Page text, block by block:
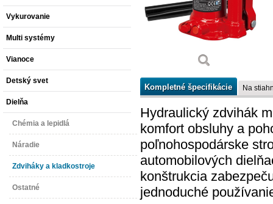
Vykurovanie
Multi systémy
Vianoce
Detský svet
Dielňa
Chémia a lepidlá
Náradie
Zdviháky a kladkostroje
Ostatné
Kompletné špecifikácie Na
Hydraulický zdvihák
komfort obsluhy a
poľnohospodárske
automobilových
konštrukcia
jednoduché